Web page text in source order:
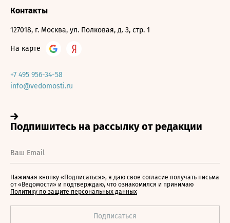
Контакты
127018, г. Москва, ул. Полковая, д. 3, стр. 1
На карте
+7 495 956-34-58
info@vedomosti.ru
Нажимая кнопку «Подписаться», я даю свое согласие получать письма
от «Ведомости» и подтверждаю, что ознакомился и принимаю
Политику по защите персональных данных